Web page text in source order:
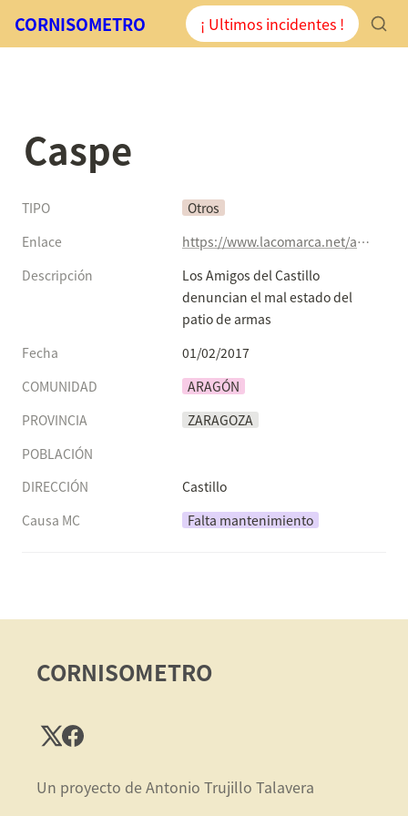
CORNISOMETRO ¡ Ultimos incidentes !
Caspe
TIPO
Otros
Enlace
https://www.lacomarca.net/amigos-castillo-denuncian-mal-estado-patio-de-armas/
Descripción
Los Amigos del Castillo
denuncian el mal estado del
patio de armas
Fecha
01/02/2017
COMUNIDAD
ARAGÓN
PROVINCIA
ZARAGOZA
POBLACIÓN
DIRECCIÓN
Castillo
Causa MC
Falta mantenimiento
CORNISOMETRO
Un proyecto de Antonio Trujillo Talavera